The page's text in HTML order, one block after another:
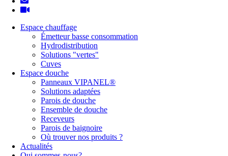
Espace chauffage
Émetteur basse consommation
Hydrodistribution
Solutions "vertes"
Cuves
Espace douche
Panneaux VIPANEL®
Solutions adaptées
Parois de douche
Ensemble de douche
Receveurs
Parois de baignoire
Où trouver nos produits ?
Actualités